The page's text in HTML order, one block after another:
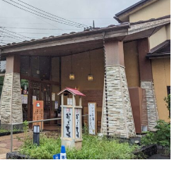
当サイトについて
利用規約